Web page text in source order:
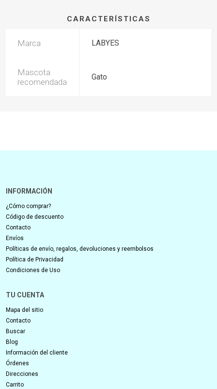
CARACTERÍSTICAS
Marca LABYES
Mascota
recomendada
Gato
INFORMACIÓN
¿Cómo comprar?
Código de descuento
Contacto
Envíos
Políticas de envío, regalos, devoluciones y reembolsos
Política de Privacidad
Condiciones de Uso
TU CUENTA
Mapa del sitio
Contacto
Buscar
Blog
Información del cliente
Órdenes
Direcciones
Carrito